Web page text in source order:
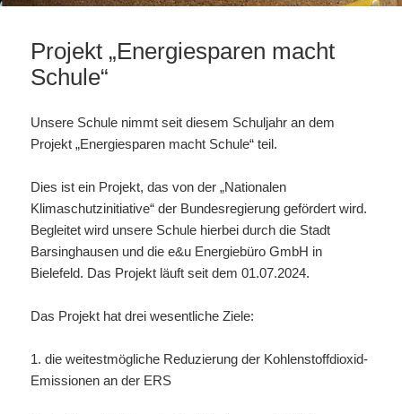
Projekt „Energiesparen macht
Schule“
Unsere Schule nimmt seit diesem Schuljahr an dem
Projekt „Energiesparen macht Schule“ teil.
Dies ist ein Projekt, das von der „Nationalen
Klimaschutzinitiative“ der Bundesregierung gefördert wird.
Begleitet wird unsere Schule hierbei durch die Stadt
Barsinghausen und die e&u Energiebüro GmbH in
Bielefeld. Das Projekt läuft seit dem 01.07.2024.
Das Projekt hat drei wesentliche Ziele:
1. die weitestmögliche Reduzierung der Kohlenstoffdioxid-
Emissionen an der ERS